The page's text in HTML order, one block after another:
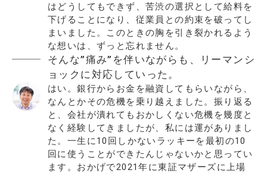
はどうしてもできず、苦渋の選択として給料を
下げることになり、従業員との約束を破ってし
まいました。このときの胸を引き裂かれるよう
な想いは、ずっと忘れません。
そんな”痛み”を伴いながらも、リーマンシ
ョックに対応していった。
はい。銀行からお金を融資してもらいながら、
なんとかその危機を乗り越えました。振り返る
と、会社が潰れてもおかしくない危機を幾度と
なく経験してきましたが、私には運がありまし
た。一生に10回しかないラッキーを最初の10
回に使うことができたんじゃないかと思ってい
ます。おかげで2021年に東証マザーズに上場